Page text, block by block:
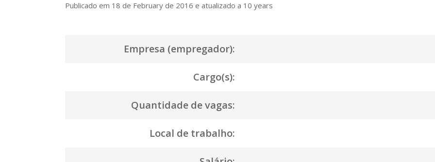
Publicado em 18 de February de 2016 e atualizado a 10 years
Empresa (empregador):
Cargo(s):
Quantidade de vagas:
Local de trabalho: